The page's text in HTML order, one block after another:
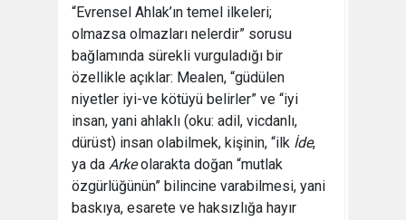
“Evrensel Ahlak’ın temel ilkeleri;
olmazsa olmazları nelerdir” sorusu
bağlamında sürekli vurguladığı bir
özellikle açıklar: Mealen, “güdülen
niyetler iyi-ve kötüyü belirler” ve “iyi
insan, yani ahlaklı (oku: adil, vicdanlı,
dürüst) insan olabilmek, kişinin, “ilk İde,
ya da Arkeolarakta doğan “mutlak
özgürlüğünün” bilincine varabilmesi, yani
baskıya, esarete ve haksızlığa hayır